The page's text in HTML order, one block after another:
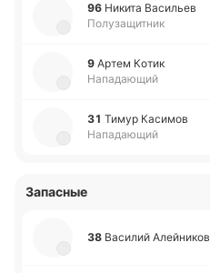
96 Никита Ва­си­льев
Полузащитник
9 Артем Котик
Нападающий
31 Тимур Ка­си­мов
Нападающий
Запасные
38 Ва­си­лий Алей­ни­ков